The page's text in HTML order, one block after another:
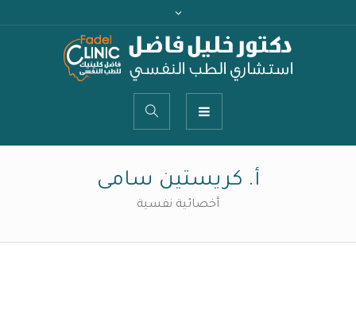
أ. كريستين سامى
أخصائية نفسية